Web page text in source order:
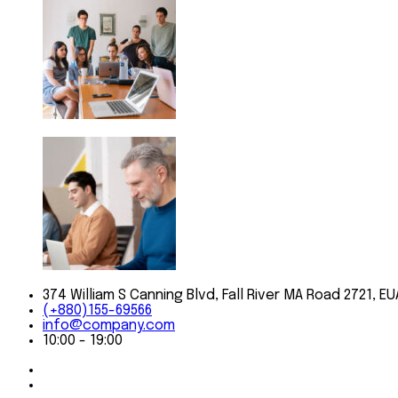
374 William S Canning Blvd, Fall River MA Road 2721,
(+880)155-69566
info@company.com
10:00 - 19:00